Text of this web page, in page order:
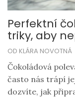
Perfektní
triky, aby
OD KLÁRA NOVOTNÁ
Čokoládová
často nás trápí
dozvíte, jak